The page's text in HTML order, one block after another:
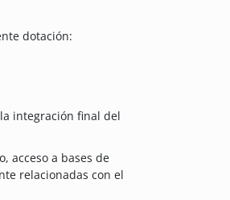
dotación:
integración final del
acceso a bases de
relacionadas con el